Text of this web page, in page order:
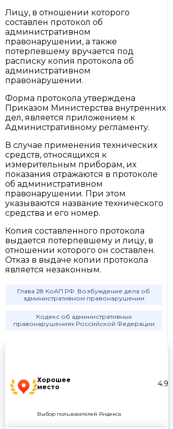
Хорошее
место
4.9
Выбор пользователей Яндекса
Лицу, в отношении которого
составлен протокол об
административном
правонарушении, а также
потерпевшему вручается под
расписку копия протокола об
административном
правонарушении.
Форма протокола утверждена
Приказом Министерства внутренних
дел, является приложением к
Административному регламенту.
В случае применения технических
средств, относящихся к
измерительным приборам, их
показания отражаются в протоколе
об административном
правонарушении. При этом
указываются название технического
средства и его номер.
Копия составленного протокола
выдается потерпевшему и лицу, в
отношении которого он составлен.
Отказ в выдаче копии протокола
является незаконным.
Глава 28 КоАП РФ: Возбуждение дела об
административном правонарушении
Кодекс об административных
правонарушениях Российской Федерации